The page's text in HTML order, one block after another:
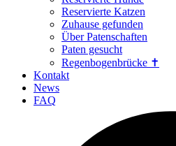
Reservierte Katzen
Zuhause gefunden
Über Patenschaften
Paten gesucht
Regenbogenbrücke ✝
Kontakt
News
FAQ